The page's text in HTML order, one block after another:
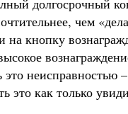
чем
кнопку
неисправностью
это как только